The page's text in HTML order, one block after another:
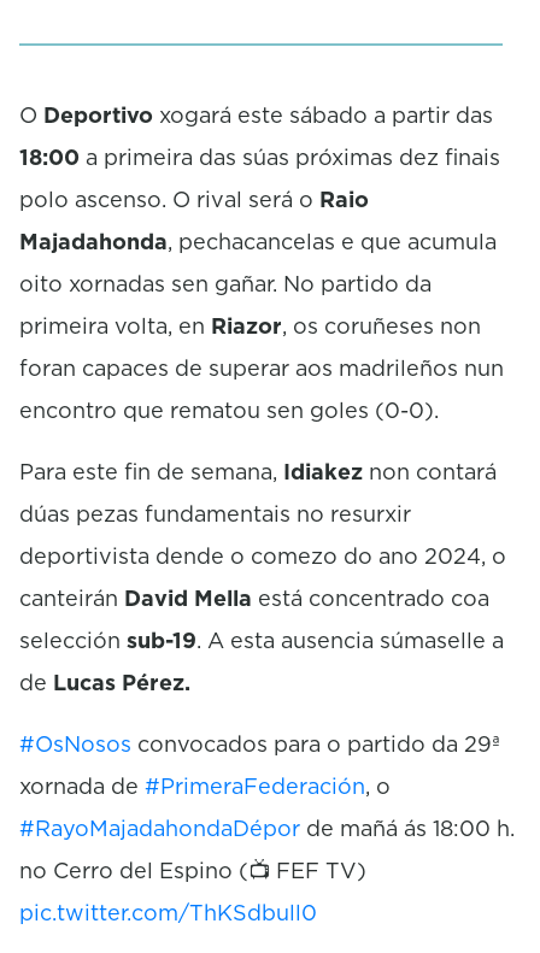
s
O Deportivo xogará este sábado a partir das
18:00 a primeira das súas próximas dez finais
polo ascenso. O rival será o Raio
Majadahonda, pechacancelas e que acumula
oito xornadas sen gañar. No partido da
primeira volta, en Riazor, os coruñeses non
foran capaces de superar aos madrileños nun
encontro que rematou sen goles (0-0).
Para este fin de semana, Idiakez non contará
dúas pezas fundamentais no resurxir
deportivista dende o comezo do ano 2024, o
canteirán David Mella está concentrado coa
selección sub-19. A esta ausencia súmaselle a
de Lucas Pérez.
#OsNosos convocados para o partido da 29ª
xornada de #PrimeraFederación, o
#RayoMajadahondaDépor de mañá ás 18:00 h.
no Cerro del Espino (📺 FEF TV)
pic.twitter.com/ThKSdbull0